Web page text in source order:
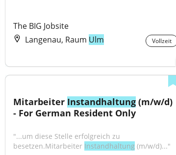
The BIG Jobsite
Langenau, Raum Ulm Vollzeit
Mitarbeiter Instandhaltung (m/w/d)
- For German Resident Only
"...um diese Stelle erfolgreich zu
besetzen.Mitarbeiter Instandhaltung (m/w/d)..."